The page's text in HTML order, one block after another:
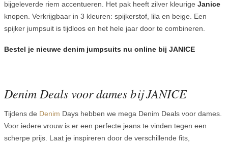
bijgeleverde riem accentueren. Het pak heeft zilver kleurige Janice
knopen. Verkrijgbaar in 3 kleuren: spijkerstof, lila en beige. Een
spijker jumpsuit is tijdloos en het hele jaar door te combineren.
Bestel je nieuwe denim jumpsuits nu online bij JANICE
Denim Deals voor dames bij JANICE
Tijdens de Denim Days hebben we mega Denim Deals voor dames.
Voor iedere vrouw is er een perfecte jeans te vinden tegen een
scherpe prijs. Laat je inspireren door de verschillende fits,